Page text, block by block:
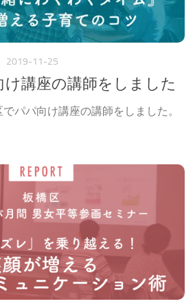
2019-11-25
講座の講師をしました
パパ向け講座の講師をしました。